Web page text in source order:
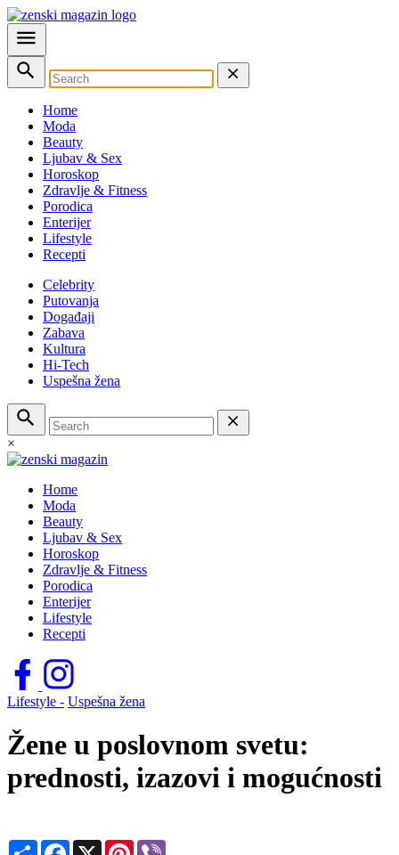
Home
Moda
Beauty
Ljubav & Sex
Horoskop
Zdravlje & Fitness
Porodica
Enterijer
Lifestyle
Recepti
Celebrity
Putovanja
Događaji
Zabava
Kultura
Hi-Tech
Uspešna žena
×
Home
Moda
Beauty
Ljubav & Sex
Horoskop
Zdravlje & Fitness
Porodica
Enterijer
Lifestyle
Recepti
Lifestyle - Uspešna žena
Žene u poslovnom svetu:
prednosti, izazovi i mogućnosti
Share Facebook
X Pinterest